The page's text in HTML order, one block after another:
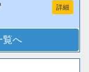
詳細
覧へ